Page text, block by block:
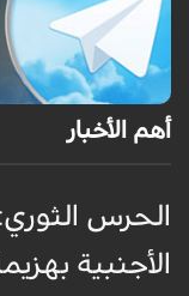
أهم الأخبار
الحرس
الأجنبية